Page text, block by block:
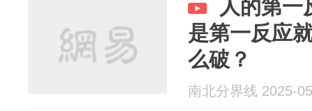
人的第一
是第一反应
么破？
南北分界线 2025-